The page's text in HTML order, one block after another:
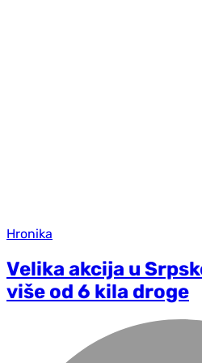
Hronika
Velika akcija u
više od 6 kila droge